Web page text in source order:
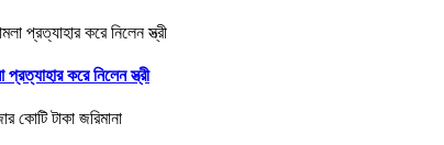
প্রত্যাহার করে নিলেন স্ত্রী